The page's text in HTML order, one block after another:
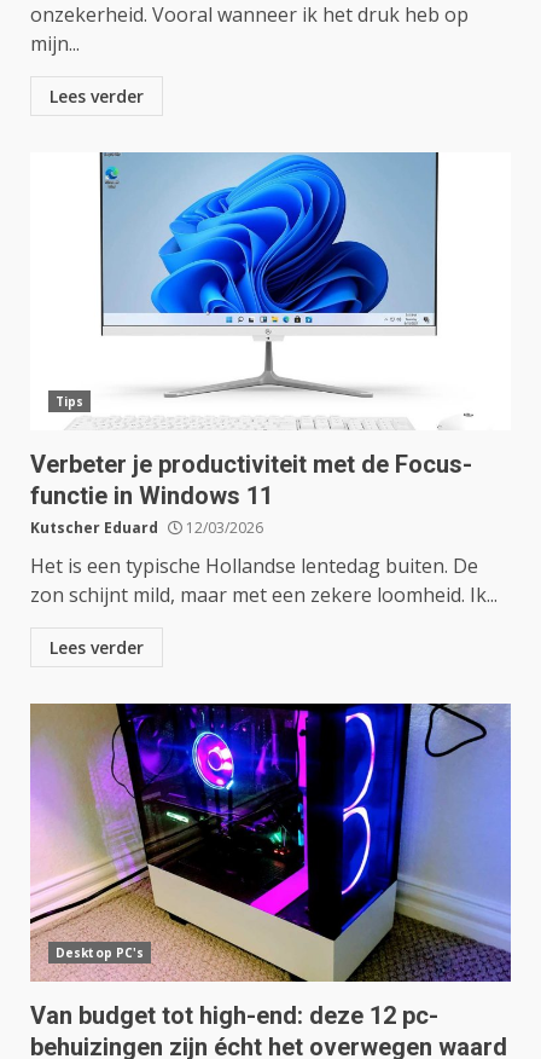
onzekerheid. Vooral wanneer ik het druk heb op
mijn...
Lees verder
Tips
Verbeter je productiviteit met de Focus-
functie in Windows 11
Kutscher Eduard 12/03/2026
Het is een typische Hollandse lentedag buiten. De
zon schijnt mild, maar met een zekere loomheid. Ik...
Lees verder
Desktop PC's
Van budget tot high-end: deze 12 pc-
behuizingen zijn écht het overwegen waard